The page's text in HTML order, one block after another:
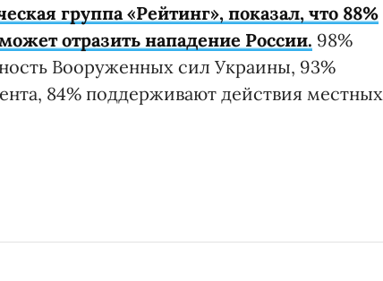
группа «Рейтинг», показал, что 88%
отразить нападение России. 98%
Вооруженных сил Украины, 93%
84% поддерживают действия местных